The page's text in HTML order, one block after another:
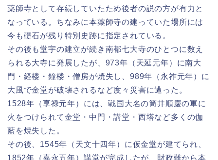
薬師寺として存続していたため後者の説の方が有力と
なっている。ちなみに本薬師寺の建っていた場所には
今も礎石が残り特別史跡に指定されている。
その後も堂宇の建立が続き南都七大寺のひとつに数え
られる大寺に発展したが、973年（天延元年）に南大
門・経楼・鐘楼・僧房が焼失し、989年（永祚元年）に
大風で金堂が破壊されるなど度々災害に遭った。
1528年（享禄元年）には、戦国大名の筒井順慶の軍に
火をつけられて金堂・中門・講堂・西塔など多くの伽
藍を焼失した。
その後、1545年（天文十四年）に仮金堂が建てられ、
1852年（嘉永五年）講堂が完成したが、財政難から本